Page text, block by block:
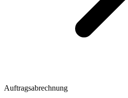
Auftragsabrechnung